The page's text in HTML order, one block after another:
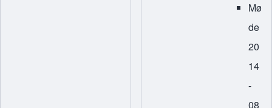
Mø
de
20
14
-
08